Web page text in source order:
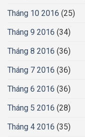
Tháng 10 2016 (25)
Tháng 9 2016 (34)
Tháng 8 2016 (36)
Tháng 7 2016 (36)
Tháng 6 2016 (36)
Tháng 5 2016 (28)
Tháng 4 2016 (35)